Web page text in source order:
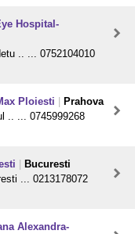
Hospital-
.. ... 0752104010
Ploiesti
Prahova
.. ... 0745999268
Bucuresti
... 0213178072
Alexandra-